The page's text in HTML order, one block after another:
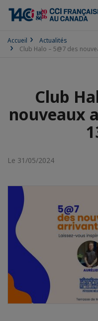
Accueil
Actualités
Club Halo – 5@7 des
Club
nouveaux
Le 31/05/2024